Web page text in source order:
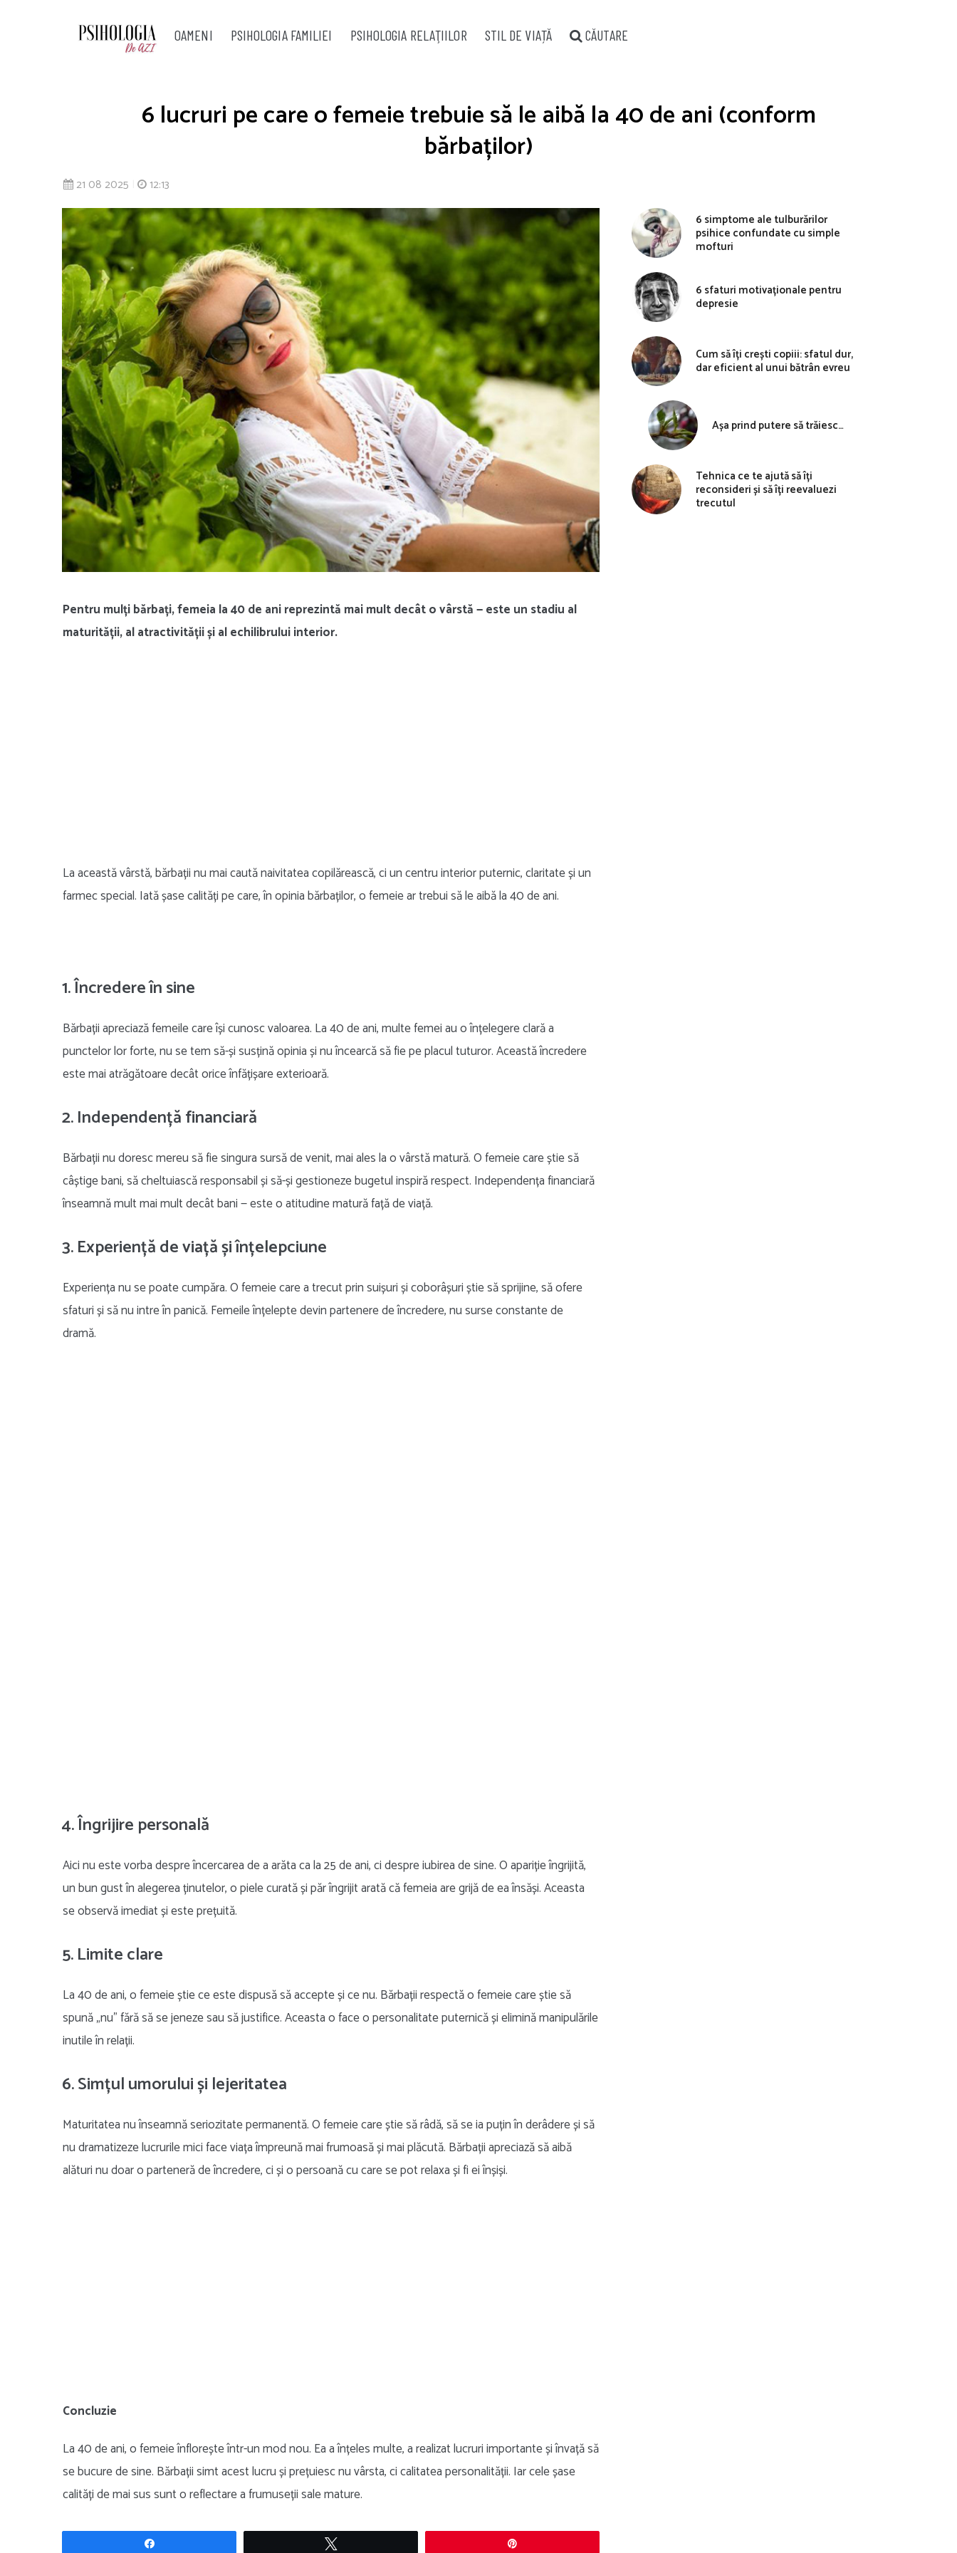
OAMENI PSIHOLOGIA FAMILIEI PSIHOLOGIA RELAŢIILOR STIL DE VIAȚĂ CĂUTARE
6 lucruri pe care o femeie trebuie să le aibă la 40 de ani (conform
bărbaților)
21 08 2025 12:13
Pentru mulți bărbați, femeia la 40 de ani reprezintă mai mult decât o vârstă — este un stadiu al
maturității, al atractivității și al echilibrului interior.
La această vârstă, bărbații nu mai caută naivitatea copilărească, ci un centru interior puternic, claritate și un
farmec special. Iată șase calități pe care, în opinia bărbaților, o femeie ar trebui să le aibă la 40 de ani.
1. Încredere în sine
Bărbații apreciază femeile care își cunosc valoarea. La 40 de ani, multe femei au o înțelegere clară a
punctelor lor forte, nu se tem să-și susțină opinia și nu încearcă să fie pe placul tuturor. Această încredere
este mai atrăgătoare decât orice înfățișare exterioară.
2. Independență financiară
Bărbații nu doresc mereu să fie singura sursă de venit, mai ales la o vârstă matură. O femeie care știe să
câștige bani, să cheltuiască responsabil și să-și gestioneze bugetul inspiră respect. Independența financiară
înseamnă mult mai mult decât bani — este o atitudine matură față de viață.
3. Experiență de viață și înțelepciune
Experiența nu se poate cumpăra. O femeie care a trecut prin suișuri și coborâșuri știe să sprijine, să ofere
sfaturi și să nu intre în panică. Femeile înțelepte devin partenere de încredere, nu surse constante de
dramă.
4. Îngrijire personală
Aici nu este vorba despre încercarea de a arăta ca la 25 de ani, ci despre iubirea de sine. O apariție îngrijită,
un bun gust în alegerea ținutelor, o piele curată și păr îngrijit arată că femeia are grijă de ea însăși. Aceasta
se observă imediat și este prețuită.
5. Limite clare
La 40 de ani, o femeie știe ce este dispusă să accepte și ce nu. Bărbații respectă o femeie care știe să
spună „nu” fără să se jeneze sau să justifice. Aceasta o face o personalitate puternică și elimină manipulările
inutile în relații.
6. Simțul umorului și lejeritatea
Maturitatea nu înseamnă seriozitate permanentă. O femeie care știe să râdă, să se ia puțin în derâdere și să
nu dramatizeze lucrurile mici face viața împreună mai frumoasă și mai plăcută. Bărbații apreciază să aibă
alături nu doar o parteneră de încredere, ci și o persoană cu care se pot relaxa și fi ei înșiși.
Concluzie
La 40 de ani, o femeie înflorește într-un mod nou. Ea a înțeles multe, a realizat lucruri importante și învață să
se bucure de sine. Bărbații simt acest lucru și prețuiesc nu vârsta, ci calitatea personalității. Iar cele șase
calități de mai sus sunt o reflectare a frumuseții sale mature.
6 simptome ale tulburărilor
psihice confundate cu simple
mofturi
6 sfaturi motivaționale pentru
depresie
Cum să îți crești copiii: sfatul dur,
dar eficient al unui bătrân evreu
Așa prind putere să trăiesc…
Tehnica ce te ajută să îți
reconsideri și să îți reevaluezi
trecutul